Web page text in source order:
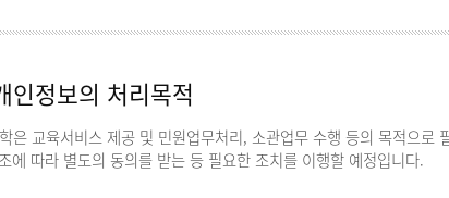
인정보의 처리목적
은 교육서비스 제공 및 민원업무처리, 소관업무 수행 등의 목적으
에 따라 별도의 동의를 받는 등 필요한 조치를 이행할 예정입니다.